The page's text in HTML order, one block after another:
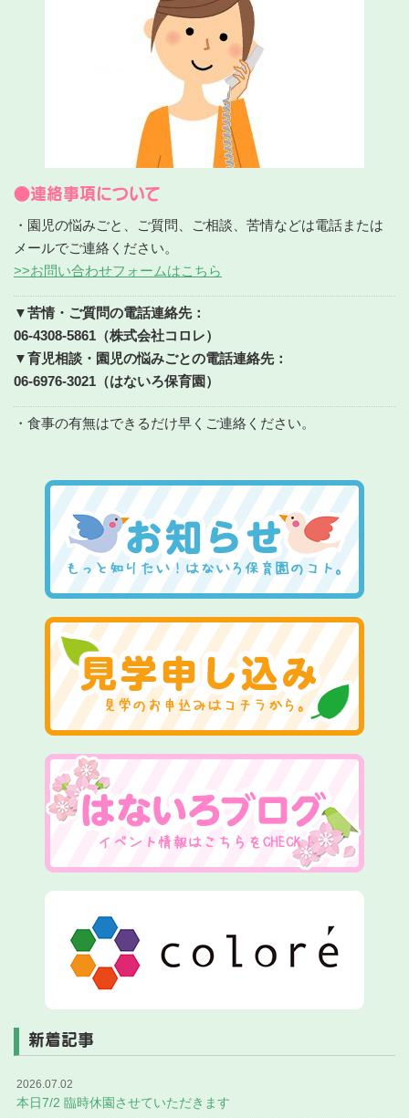
●連絡事項について
・園児の悩みごと、ご質問、ご相談、苦情などは電話または
メールでご連絡ください。
>>お問い合わせフォームはこちら
▼苦情・ご質問の電話連絡先：
06-4308-5861（株式会社コロレ）
▼育児相談・園児の悩みごとの電話連絡先：
06-6976-3021（はないろ保育園）
・食事の有無はできるだけ早くご連絡ください。
新着記事
2026.07.02
本日7/2 臨時休園させていただきます